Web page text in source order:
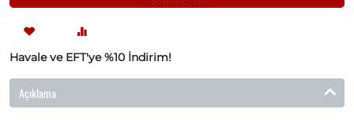
Havale ve EFT'ye %10 İndirim!
Açıklama